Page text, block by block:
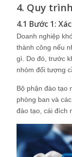
4. Quy
4.1 Bước 1:
Doanh nghiệp
thành công nếu
gì. Do đó, trước
nhóm đối tượng
Bộ phận đào tạo
phòng ban và
đào tạo, cái đích